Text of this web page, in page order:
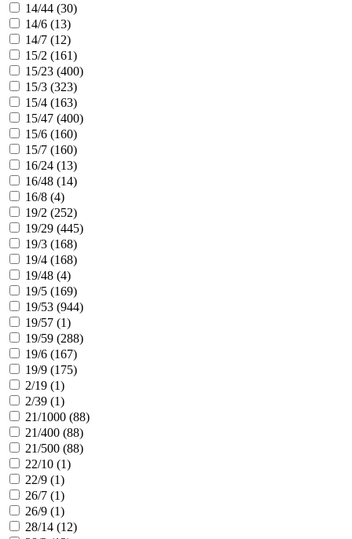
14/44 (30)
14/6 (13)
14/7 (12)
15/2 (161)
15/23 (400)
15/3 (323)
15/4 (163)
15/47 (400)
15/6 (160)
15/7 (160)
16/24 (13)
16/48 (14)
16/8 (4)
19/2 (252)
19/29 (445)
19/3 (168)
19/4 (168)
19/48 (4)
19/5 (169)
19/53 (944)
19/57 (1)
19/59 (288)
19/6 (167)
19/9 (175)
2/19 (1)
2/39 (1)
21/1000 (88)
21/400 (88)
21/500 (88)
22/10 (1)
22/9 (1)
26/7 (1)
26/9 (1)
28/14 (12)